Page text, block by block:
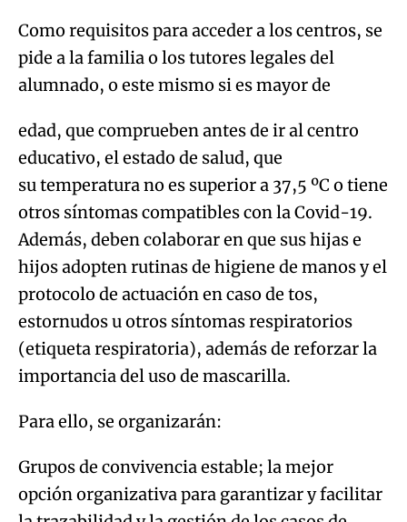
Como requisitos para acceder a los centros, se
pide a la familia o los tutores legales del
alumnado, o este mismo si es mayor de
edad, que comprueben antes de ir al centro
educativo, el estado de salud, que
su temperatura no es superior a 37,5 ºC o tiene
otros síntomas compatibles con la Covid-19.
Además, deben colaborar en que sus hijas e
hijos adopten rutinas de higiene de manos y el
protocolo de actuación en caso de tos,
estornudos u otros síntomas respiratorios
(etiqueta respiratoria), además de reforzar la
importancia del uso de mascarilla.
Para ello, se organizarán:
Grupos de convivencia estable; la mejor
opción organizativa para garantizar y facilitar